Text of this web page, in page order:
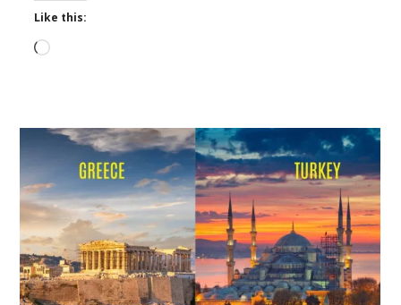
Like this:
Loading…